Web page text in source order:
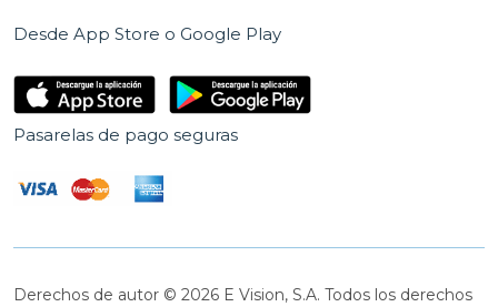
Desde App Store o Google Play
Pasarelas de pago seguras
Derechos de autor © 2026 E Vision, S.A. Todos los derechos